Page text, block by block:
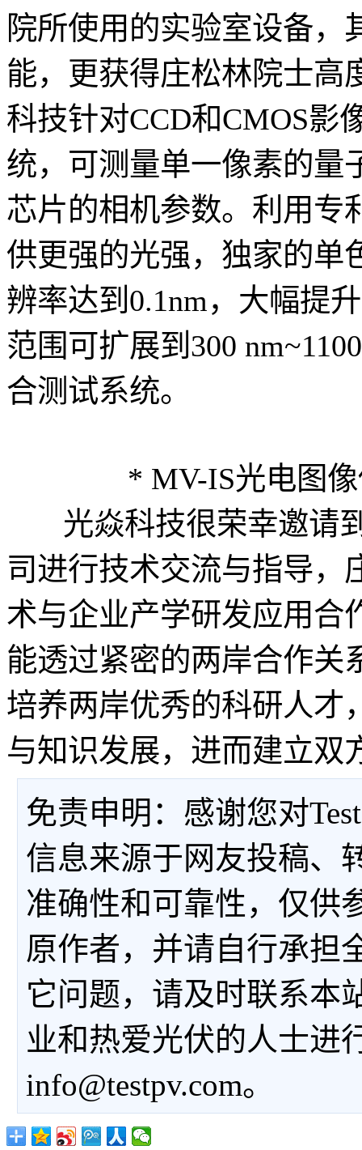
院所使用的实验室设备，
能，更获得庄松林院士高
科技针对CCD和CMOS影
统，可测量单一像素的量
芯片的相机参数。利用专
供更强的光强，独家的单
辨率达到0.1nm，大幅提
范围可扩展到300
合测试系统。
* MV-IS光电图
光焱科技很荣幸邀请到
司进行技术交流与指导，
术与企业产学研发应用合
能透过紧密的两岸合作关
培养两岸优秀的科研人才
与知识发展，进而建立
免责申明：感谢您对
信息来源于网友投稿、
准确性和可靠性，仅供
原作者，并请自行承担
它问题，请及时联系本
业和热爱光伏的人士进
info@testpv.com。